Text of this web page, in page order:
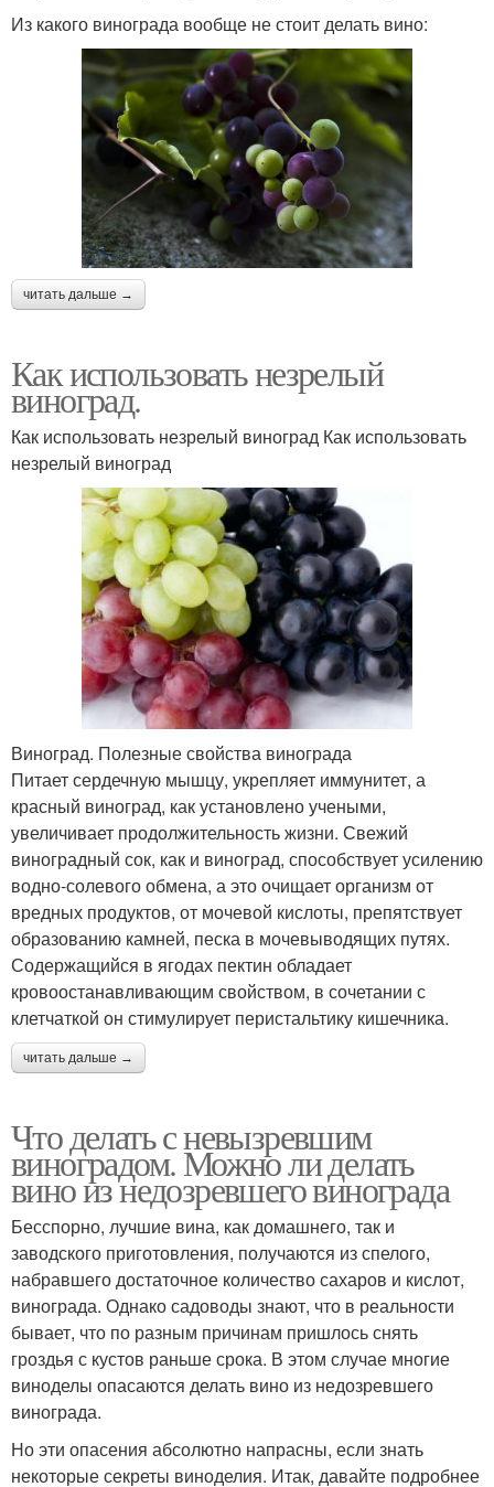
Из какого винограда вообще не стоит делать вино:
читать дальше →
Как использовать незрелый
виноград.
Как использовать незрелый виноград Как использовать
незрелый виноград
Виноград. Полезные свойства винограда
Питает сердечную мышцу, укрепляет иммунитет, а
красный виноград, как установлено учеными,
увеличивает продолжительность жизни. Свежий
виноградный сок, как и виноград, способствует усилению
водно-солевого обмена, а это очищает организм от
вредных продуктов, от мочевой кислоты, препятствует
образованию камней, песка в мочевыводящих путях.
Содержащийся в ягодах пектин обладает
кровоостанавливающим свойством, в сочетании с
клетчаткой он стимулирует перистальтику кишечника.
читать дальше →
Что делать с невызревшим
виноградом. Можно ли делать
вино из недозревшего винограда
Бесспорно, лучшие вина, как домашнего, так и
заводского приготовления, получаются из спелого,
набравшего достаточное количество сахаров и кислот,
винограда. Однако садоводы знают, что в реальности
бывает, что по разным причинам пришлось снять
гроздья с кустов раньше срока. В этом случае многие
виноделы опасаются делать вино из недозревшего
винограда.
Но эти опасения абсолютно напрасны, если знать
некоторые секреты виноделия. Итак, давайте подробнее